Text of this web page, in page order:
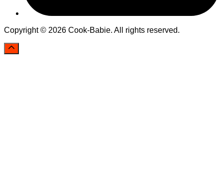
Copyright © 2026 Cook-Babie. All rights reserved.